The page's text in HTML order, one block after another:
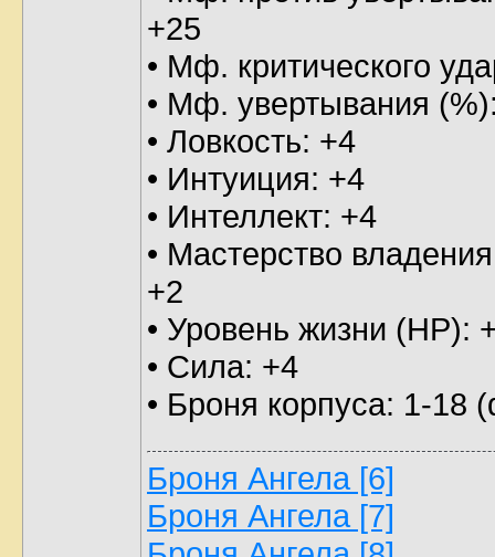
+25
• Мф. критического
• Мф. увертывания
• Ловкость: +4
• Интуиция: +4
• Интеллект: +4
• Мастерство
+2
• Уровень жизни (HP):
• Сила: +4
• Броня корпуса: 1-18
Броня Ангела [6]
Броня Ангела [7]